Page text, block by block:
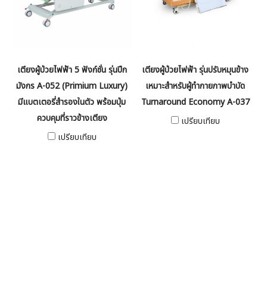
เตียงผู้ป่วยไฟฟ้า 5 ฟังก์ชั่น รุ่นปีก
มังกร A-052 (Primium Luxury)
มีแบตเตอรี่สำรองในตัว พร้อมปุ่ม
ควบคุมที่ราวข้างเตียง
เปรียบเทียบ
เตียงผู้ป่วยไฟฟ้า รุ่นปรับหมุนข้าง
เหมาะสำหรับผู้ทำกายภาพบำบัด
Turnaround Economy A-037
เปรียบเทียบ